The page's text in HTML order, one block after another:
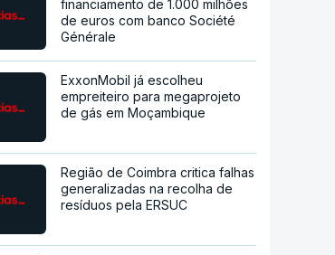
financiamento de 1.000 milhões
de euros com banco Société
Générale
ExxonMobil já escolheu
empreiteiro para megaprojeto
de gás em Moçambique
Região de Coimbra critica falhas
generalizadas na recolha de
resíduos pela ERSUC